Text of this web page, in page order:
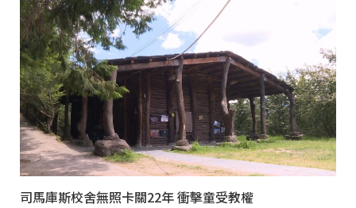
司馬庫斯校舍無照卡關22年 衝擊童受教權